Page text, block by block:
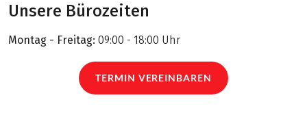
Unsere Bürozeiten
Montag - Freitag: 09:00 - 18:00 Uhr
TERMIN VEREINBAREN